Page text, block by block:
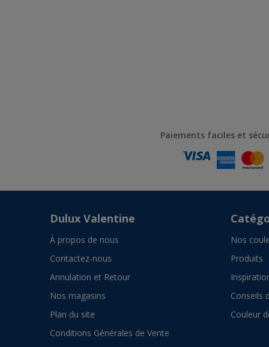
Paiements faciles et
Dulux Valentine
À propos de nous
Contactez-nous
Annulation et Retour
Nos magasins
Plan du site
Conditions Générales de Vente
Nos
Produits
Conseils
Couleur